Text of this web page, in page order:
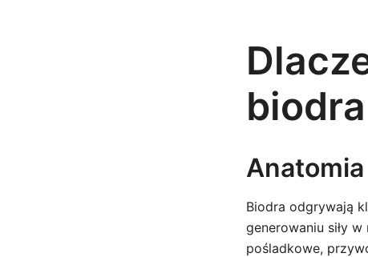
Biodra odgrywają
generowaniu siły
pośladkowe,